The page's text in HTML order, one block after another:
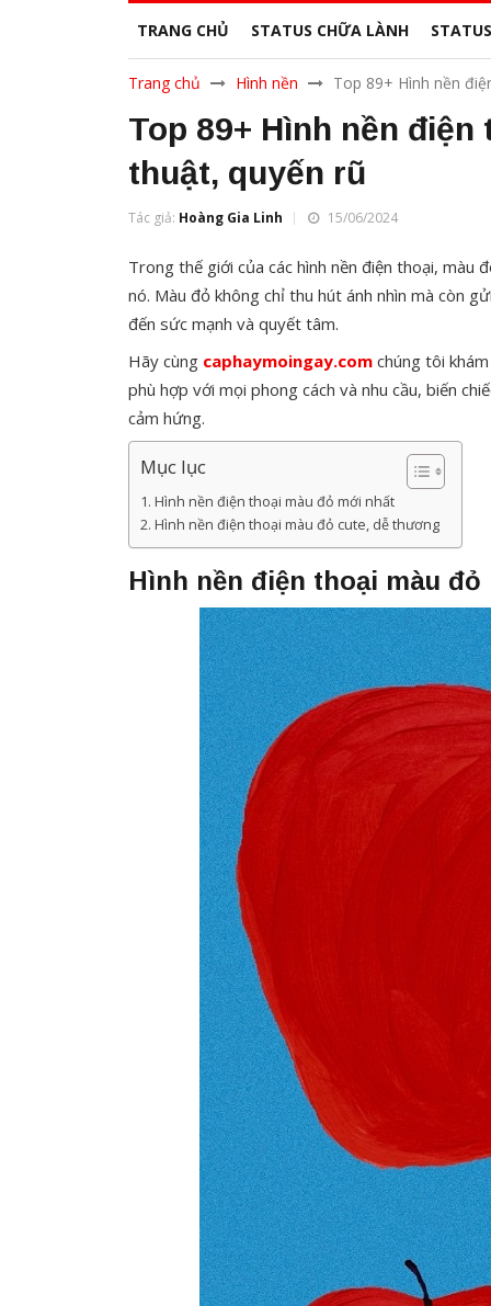
TRANG CHỦ STATUS CHỮA LÀNH
Trang chủ Hình nền Top 89+ Hình nền
Top 89+ Hình nền
thuật, quyến rũ
Tác giả: Hoàng Gia Linh 15/06/2024
Trong thế giới của các hình nền điện thoại,
nó. Màu đỏ không chỉ thu hút ánh nhìn mà còn
đến sức mạnh và quyết tâm.
Hãy cùng caphaymoingay.com chúng tôi
phù hợp với mọi phong cách và nhu cầu, biến
cảm hứng.
Mục lục
Hình nền điện thoại màu đỏ mới nhất
Hình nền điện thoại màu đỏ cute, dễ thương
Hình nền điện thoại màu